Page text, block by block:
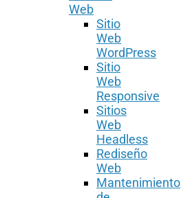
Web
Sitio
Web
WordPress
Sitio
Web
Responsive
Sitios
Web
Headless
Rediseño
Web
Mantenimiento